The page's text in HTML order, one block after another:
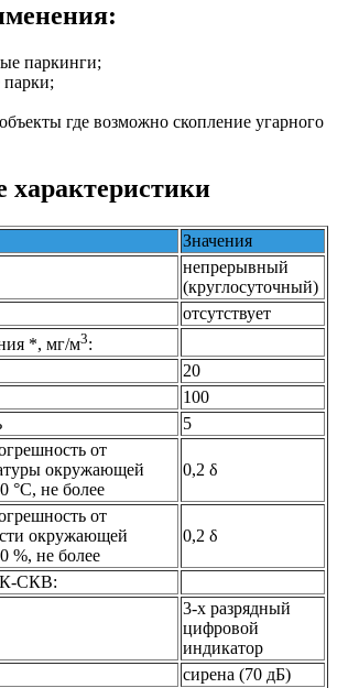
паркинги;
где возможно скопление угарного
характеристики
Значения
непрерывный
(круглосуточный)
отсутствует
*, мг/м3:
20
100
5
от
окружающей
°С, не более
0,2 δ
от
окружающей
%, не более
0,2 δ
СКВ:
3-х разрядный
цифровой
индикатор
сирена (70 дБ)